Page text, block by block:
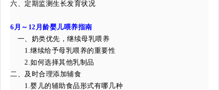
六、定期监测生长发育状况
6 月～12月龄婴儿喂养指南
一、奶类优先，继续母乳喂养
1.继续给予母乳喂养的重要性
2.如何选择其他乳制品
二、及时合理添加辅食
1.婴儿的辅助食品形式有哪几种